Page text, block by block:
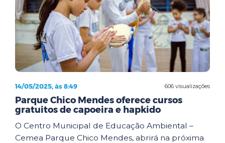
606 visualizações
14/05/2025, às 8:49
Parque Chico Mendes oferece cursos
gratuitos de capoeira e hapkido
O Centro Municipal de Educação Ambiental –
Cemea Parque Chico Mendes, abrirá na próxima